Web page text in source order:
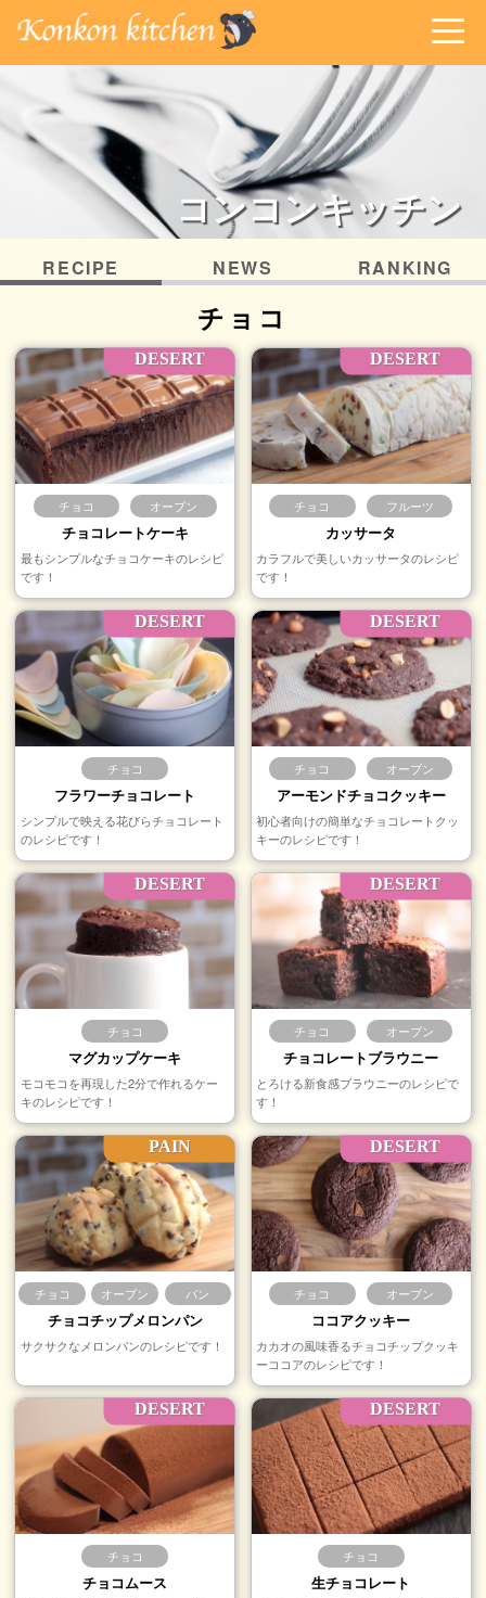
コンコンキッチン
RECIPE NEWS RANKING
チョコ
DESERT
チョコ オーブン
チョコレートケーキ
最もシンプルなチョコケーキのレシピ
です！
DESERT
チョコ フルーツ
カッサータ
カラフルで美しいカッサータのレシピ
です！
DESERT
チョコ
フラワーチョコレート
シンプルで映える花びらチョコレート
のレシピです！
DESERT
チョコ オーブン
アーモンドチョコクッキー
初心者向けの簡単なチョコレートクッ
キーのレシピです！
DESERT
チョコ
マグカップケーキ
モコモコを再現した2分で作れるケー
キのレシピです！
DESERT
チョコ オーブン
チョコレートブラウニー
とろける新食感ブラウニーのレシピで
す！
PAIN
チョコ オーブン パン
チョコチップメロンパン
サクサクなメロンパンのレシピです！
DESERT
チョコ オーブン
ココアクッキー
カカオの風味香るチョコチップクッキ
ーココアのレシピです！
DESERT
チョコ
チョコムース
DESERT
チョコ
生チョコレート